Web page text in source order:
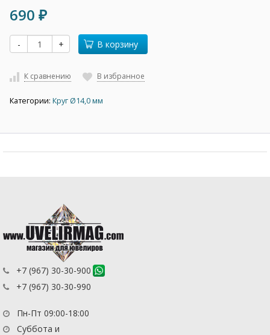
690 ₽
- + В корзину
К сравнению В избранное
Категории: Круг Ø14,0 мм
+7 (967) 30-30-900
+7 (967) 30-30-990
Пн-Пт 09:00-18:00
Суббота и